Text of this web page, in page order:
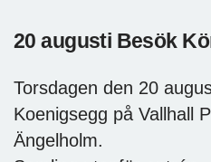
20 augusti Besök
Torsdagen den 20
Koenigsegg på Vallhall
Ängelholm.